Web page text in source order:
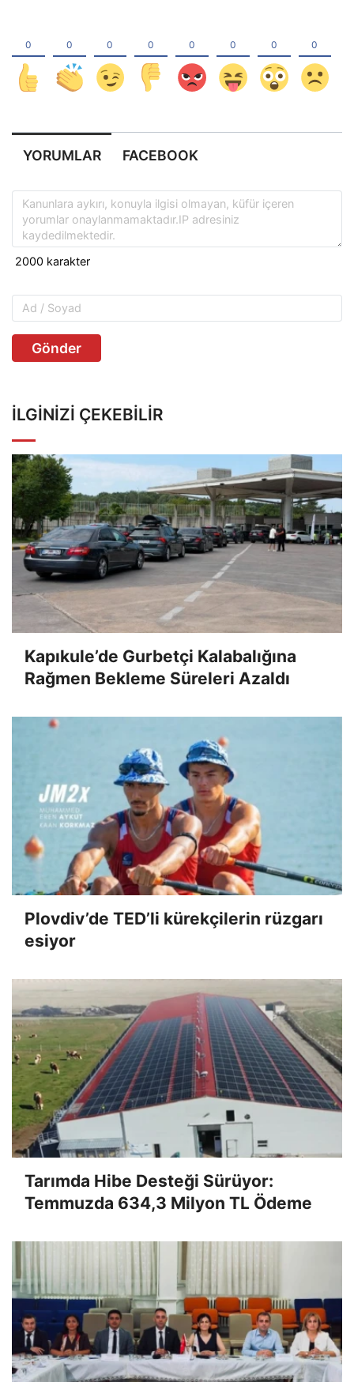
YORUMLAR FACEBOOK
Gönder
İLGINIZI ÇEKEBILIR
Kapıkule’de Gurbetçi Kalabalığına
Rağmen Bekleme Süreleri Azaldı
Plovdiv’de TED’li kürekçilerin rüzgarı
esiyor
Tarımda Hibe Desteği Sürüyor:
Temmuzda 634,3 Milyon TL Ödeme